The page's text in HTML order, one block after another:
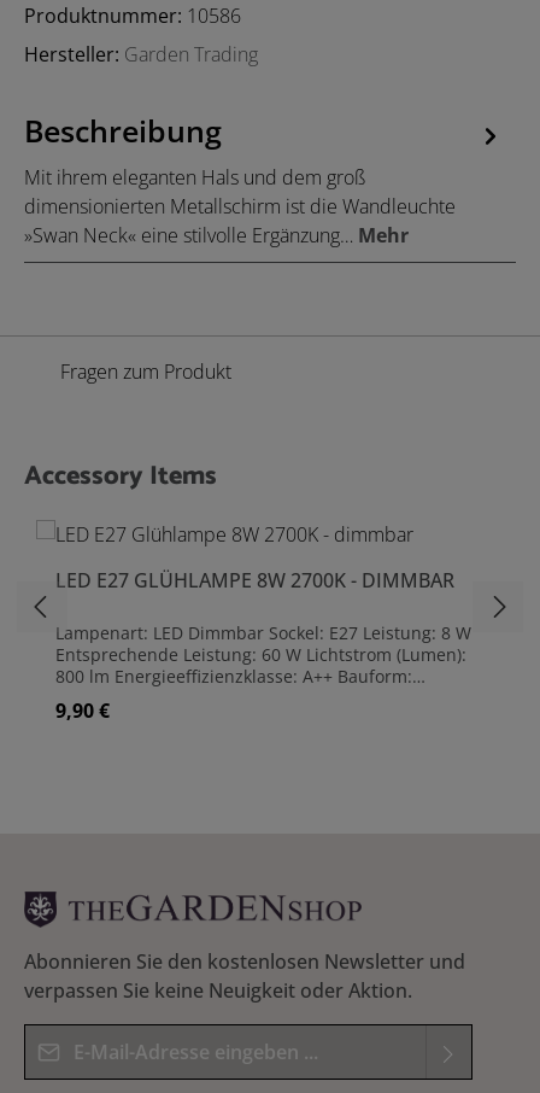
Produktnummer: 10586
Hersteller: Garden Trading
Beschreibung
Mit ihrem eleganten Hals und dem groß
dimensionierten Metallschirm ist die Wandleuchte
»Swan Neck« eine stilvolle Ergänzung… Mehr
Fragen zum Produkt
Produktgalerie überspringen
Accessory Items
LED E27 GLÜHLAMPE 8W 2700K - DIMMBAR
Lampenart: LED Dimmbar Sockel: E27 Leistung: 8 W
Entsprechende Leistung: 60 W Lichtstrom (Lumen):
800 lm Energieeffizienzklasse: A++ Bauform:
Glühlampenform Ausführung: klar Leuchtfarbe:
Warmweiß Lichtfarben (max): 2700 K
Regulärer Preis:
9,90 €
Abonnieren Sie den kostenlosen Newsletter und
verpassen Sie keine Neuigkeit oder Aktion.
E-Mail-Adresse*